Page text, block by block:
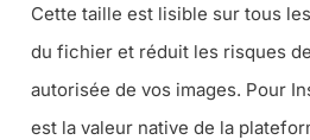
Cette taille est lisible sur tous
du fichier et réduit les risques
autorisée de vos images. Pour
est la valeur native de la